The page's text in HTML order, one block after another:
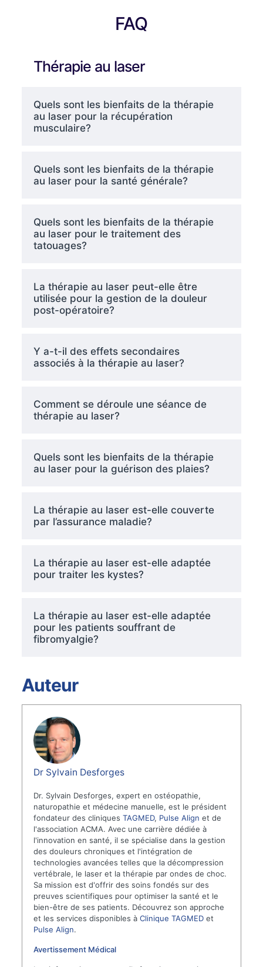
FAQ
Thérapie au laser
Quels sont les bienfaits de la thérapie
au laser pour la récupération
musculaire?
Quels sont les bienfaits de la thérapie
au laser pour la santé générale?
Quels sont les bienfaits de la thérapie
au laser pour le traitement des
tatouages?
La thérapie au laser peut-elle être
utilisée pour la gestion de la douleur
post-opératoire?
Y a-t-il des effets secondaires
associés à la thérapie au laser?
Comment se déroule une séance de
thérapie au laser?
Quels sont les bienfaits de la thérapie
au laser pour la guérison des plaies?
La thérapie au laser est-elle couverte
par l’assurance maladie?
La thérapie au laser est-elle adaptée
pour traiter les kystes?
La thérapie au laser est-elle adaptée
pour les patients souffrant de
fibromyalgie?
Auteur
Dr Sylvain Desforges
Dr. Sylvain Desforges, expert en ostéopathie,
naturopathie et médecine manuelle, est le président
fondateur des cliniquesTAGMED, Pulse Align et de
l'association ACMA. Avec une carrière dédiée à
l'innovation en santé, il se spécialise dans la gestion
des douleurs chroniques et l'intégration de
technologies avancées telles que la décompression
vertébrale, le laser et la thérapie par ondes de choc.
Sa mission est d'offrir des soins fondés sur des
preuves scientifiques pour optimiser la santé et le
bien-être de ses patients. Découvrez son approche
et les services disponibles àClinique TAGMED et
Pulse Align.
Avertissement Médical